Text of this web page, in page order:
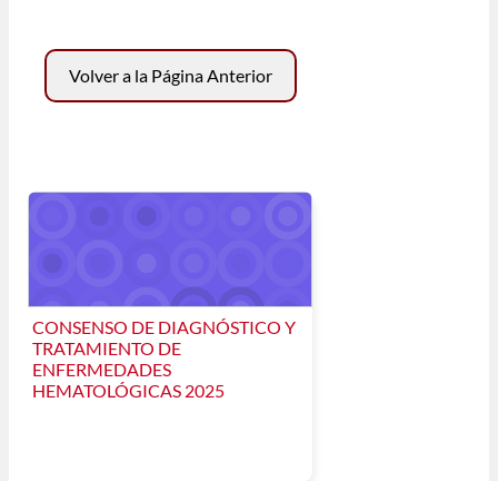
Volver a la Página Anterior
CONSENSO DE DIAGNÓSTICO Y
TRATAMIENTO DE
ENFERMEDADES
HEMATOLÓGICAS 2025